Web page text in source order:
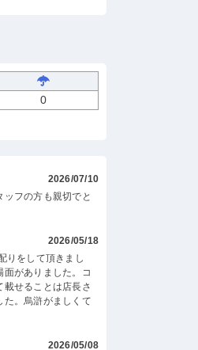
0
2026/07/10
フの方も親切でと
2026/05/18
りをして頂きまし
がありました。コ
せることは店長さ
た。烏滸がましくて
2026/05/08